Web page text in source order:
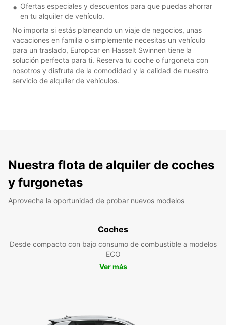
Ofertas especiales y descuentos para que puedas ahorrar
en tu alquiler de vehículo.
No importa si estás planeando un viaje de negocios, unas
vacaciones en familia o simplemente necesitas un vehículo
para un traslado, Europcar en Hasselt Swinnen tiene la
solución perfecta para ti. Reserva tu coche o furgoneta con
nosotros y disfruta de la comodidad y la calidad de nuestro
servicio de alquiler de vehículos.
Nuestra flota de alquiler de coches
y furgonetas
Aprovecha la oportunidad de probar nuevos modelos
Coches
Desde compacto con bajo consumo de combustible a modelos
ECO
Ver más